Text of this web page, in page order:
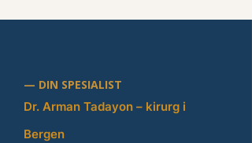
— DIN SPESIALIST
Dr. Arman Tadayon – kirurg i
Bergen